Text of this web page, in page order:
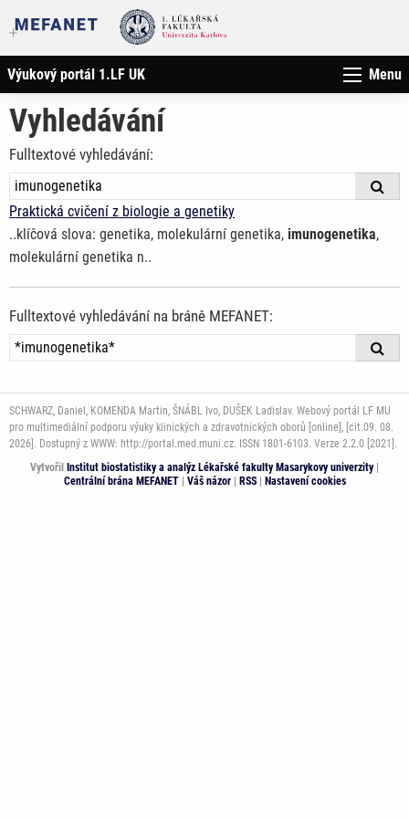
Výukový portál 1.LF UK Menu
Vyhledávání
Fulltextové vyhledávání:
Praktická cvičení z biologie a genetiky
..klíčová slova: genetika, molekulární genetika, imunogenetika,
molekulární genetika n..
Fulltextové vyhledávání na bráně MEFANET:
SCHWARZ, Daniel, KOMENDA Martin, ŠNÁBL Ivo, DUŠEK Ladislav. Webový portál LF MU
pro multimediální podporu výuky klinických a zdravotnických oborů [online], [cit.09. 08.
2026]. Dostupný z WWW: http://portal.med.muni.cz. ISSN 1801-6103. Verze 2.2.0 [2021].
Vytvořil Institut biostatistiky a analýz Lékařské fakulty Masarykovy univerzity|
Centrální brána MEFANET| Váš názor| RSS| Nastavení cookies